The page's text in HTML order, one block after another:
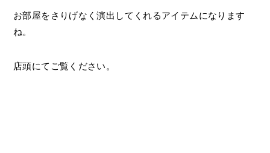
お部屋をさりげなく演出してくれるアイテムになります
ね。
店頭にてご覧ください。